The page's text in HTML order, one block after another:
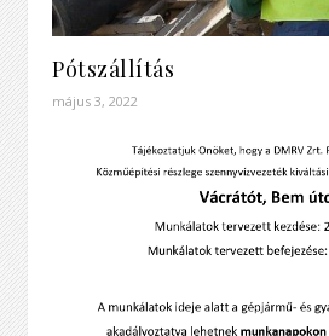
Pótszállítás
május 3, 2022